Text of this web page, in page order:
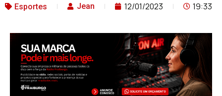
Esportes Jean 12/01/2023 19:33